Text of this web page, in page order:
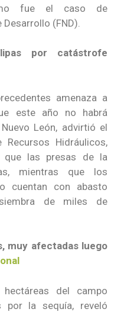
fue el caso de
(FND).
por catástrofe
amenaza a
este año no habrá
León, advirtió el
Hidráulicos,
que las presas de la
mientras que los
cuentan con abasto
de miles de
muy afectadas luego
del campo
por la sequía, reveló